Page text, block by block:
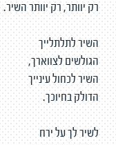
רק יוותר, רק יוותר השיר.
השיר לתלתלייך
הגולשים לצווארך,
השיר לכחול עינייך
הדולק בחיוכך.
לשיר לך על ירח